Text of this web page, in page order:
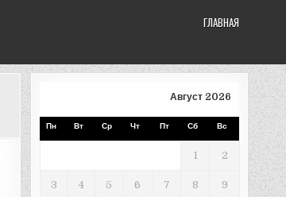
ГЛАВНАЯ
Август 2026
Пн Вт Ср Чт Пт Сб Вс
1 2
3 4 5 6 7 8 9